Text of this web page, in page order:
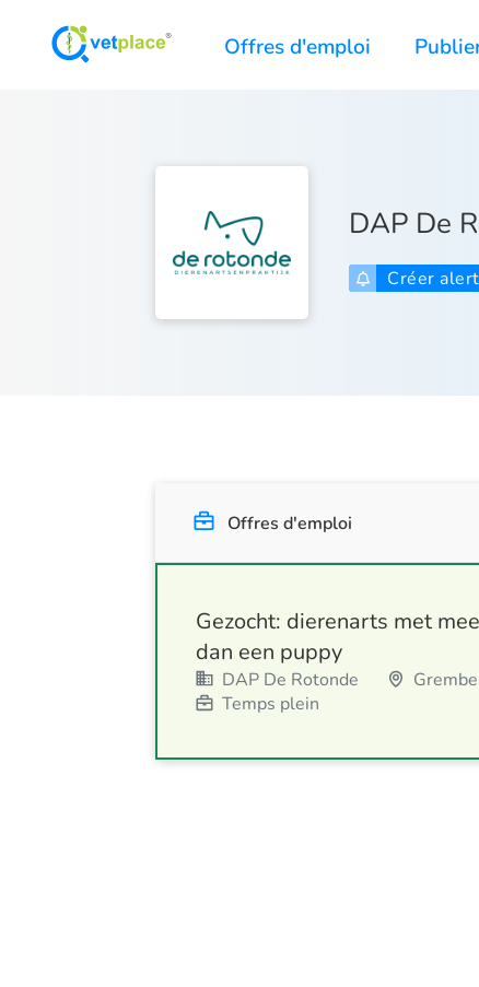
Offres d'emploi
DAP De
Créer
Offres d'emploi
Gezocht: dierenarts met
dan een puppy
DAP De Rotonde
Temps plein